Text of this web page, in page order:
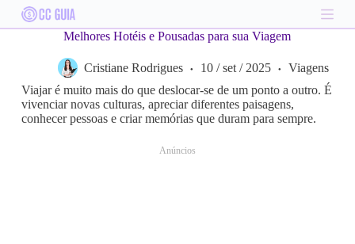
S
k
o
Melhores Hotéis e Pousadas para sua Viagem
Cristiane Rodrigues 10 / set / 2025
Viagens
Viajar é muito mais do que deslocar-se de um ponto a outro. É
vivenciar novas culturas, apreciar diferentes paisagens,
conhecer pessoas e criar memórias que duram para sempre.
Anúncios